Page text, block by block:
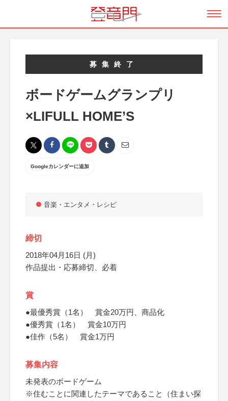
募集終了
ボードゲームグランプリ
×LIFULL HOME’S
Googleカレンダーに追加
音楽・エンタメ・レシピ
締切
2018年04月16日 (月)
作品提出・応募締切、必着
賞
●最優秀賞（1名） 賞金20万円、商品化
●優秀賞（1名） 賞金10万円
●佳作（5名） 賞金1万円
募集内容
未発表のボードゲーム
※住むことに関連したテーマであること（住まい探